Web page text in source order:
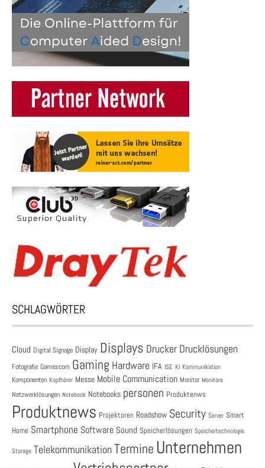
SCHLAGWÖRTER
Cloud Digital Signage Display Displays Drucker Drucklösungen
Fotografie Gamescom Gaming Hardware IFA ISE KI Kommunikation
Komponenten Kopfhörer Messe Mobile Communication Monitor Monitore
Netzwerklösungen Notebook Notebooks personen Produktenws
Produktnews Projektoren Roadshow Security Server Smart
Home Smartphone Software Sound Speicherlösungen Speichertechnologie
Storage Telekommunikation Termine Unternehmen